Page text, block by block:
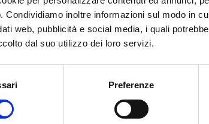
Condividiamo inoltre informazioni sul modo in
web, pubblicità e social media, i quali
dal suo utilizzo dei loro servizi.
Preferenze